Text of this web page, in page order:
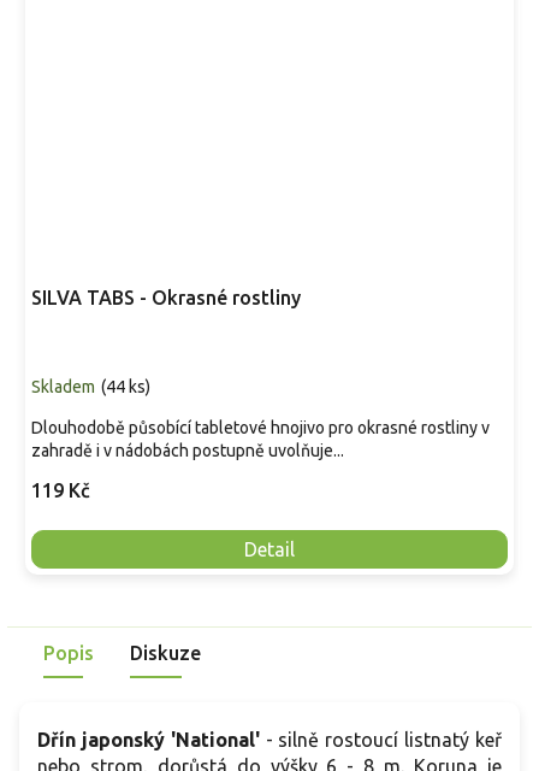
SILVA TABS - Okrasné rostliny
Skladem (44 ks)
119 Kč
Detail
Dlouhodobě působící tabletové hnojivo pro okrasné rostliny v
zahradě i v nádobách postupně uvolňuje...
Popis Diskuze
Dřín japonský 'National'- silně rostoucí listnatý keř
nebo strom, dorůstá do výšky 6 - 8 m. Koruna je